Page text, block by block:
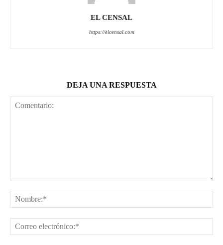
EL CENSAL
https://elcensal.com
DEJA UNA RESPUESTA